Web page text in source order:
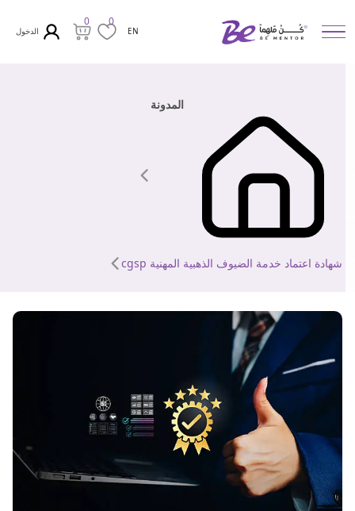
EN
0
0
الدخول
المدونة
شهادة اعتماد خدمة الضيوف الذهبية المهنية cgsp